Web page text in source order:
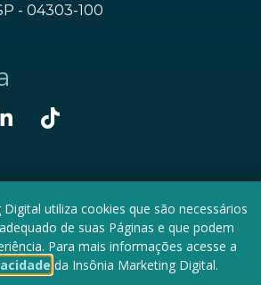
- 04303-100
utiliza cookies que são necessários
de suas Páginas e que podem
Para mais informações acesse a
da Insônia Marketing Digital.